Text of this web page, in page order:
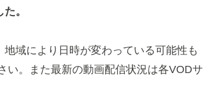
。
域により日時が変わっている可能性も
い。また最新の動画配信状況は各VODサ